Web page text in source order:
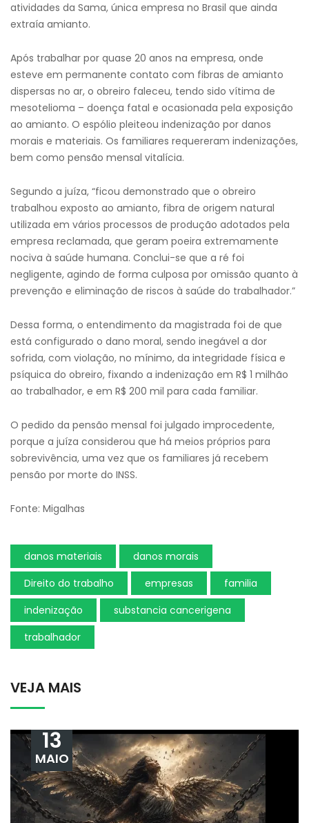
atividades da Sama, única empresa no Brasil que ainda
extraía amianto.
Após trabalhar por quase 20 anos na empresa, onde
esteve em permanente contato com fibras de amianto
dispersas no ar, o obreiro faleceu, tendo sido vítima de
mesotelioma – doença fatal e ocasionada pela exposição
ao amianto. O espólio pleiteou indenização por danos
morais e materiais. Os familiares requereram indenizações,
bem como pensão mensal vitalícia.
Segundo a juíza, “ficou demonstrado que o obreiro
trabalhou exposto ao amianto, fibra de origem natural
utilizada em vários processos de produção adotados pela
empresa reclamada, que geram poeira extremamente
nociva à saúde humana. Conclui-se que a ré foi
negligente, agindo de forma culposa por omissão quanto à
prevenção e eliminação de riscos à saúde do trabalhador.”
Dessa forma, o entendimento da magistrada foi de que
está configurado o dano moral, sendo inegável a dor
sofrida, com violação, no mínimo, da integridade física e
psíquica do obreiro, fixando a indenização em R$ 1 milhão
ao trabalhador, e em R$ 200 mil para cada familiar.
O pedido da pensão mensal foi julgado improcedente,
porque a juíza considerou que há meios próprios para
sobrevivência, uma vez que os familiares já recebem
pensão por morte do INSS.
Fonte: Migalhas
danos materiais
danos morais
Direito do trabalho
empresas
familia
indenização
substancia cancerigena
trabalhador
VEJA MAIS
13
MAIO